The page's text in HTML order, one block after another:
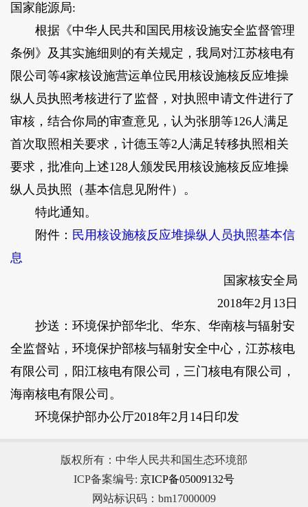
国家能源局:
根据《中华人民共和国民用核设施安全监督管理
条例》及其实施细则的有关规定，我局对江苏核电有
限公司等4家核设施营运单位民用核设施核反应堆操
纵人员执照考核进行了监督，对执照申请文件进行了
审核，结合你局的审查意见，认为张朋等126人满足
首次取照相关要求，计德玉等2人满足转移执照相关
要求，批准向上述128人颁发民用核设施核反应堆操
纵人员执照（基本信息见附件）。
特此通知。
附件： 民用核设施核反应堆操纵人员执照基本信
息
国家核安全局
2018年2月13日
抄送：环境保护部华北、华东、华南核与辐射安
全监督站，环境保护部核与辐射安全中心，江苏核电
有限公司，阳江核电有限公司，三门核电有限公司，
海南核电有限公司。
环境保护部办公厅2018年2月14日印发
版权所有：中华人民共和国生态环境部
ICP备案编号: 京ICP备05009132号
网站标识码：bm17000009